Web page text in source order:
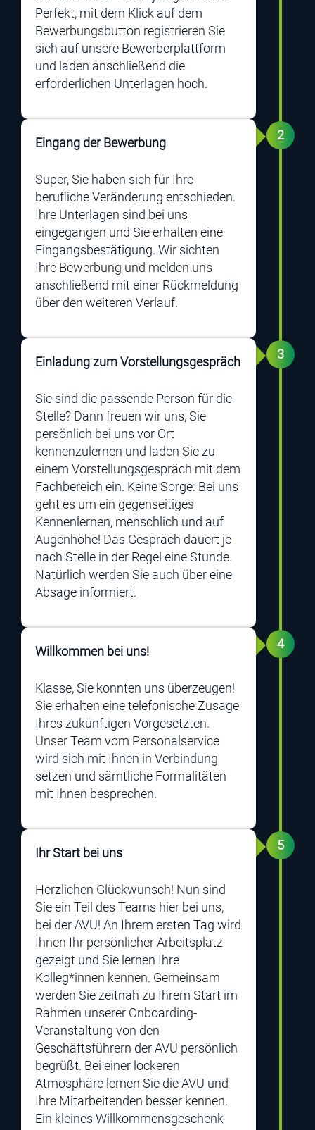
Perfekt, mit dem Klick auf dem
Bewerbungsbutton registrieren Sie
sich auf unsere Bewerberplattform
und laden anschließend die
erforderlichen Unterlagen hoch.
Eingang der Bewerbung
Super, Sie haben sich für Ihre
berufliche Veränderung entschieden.
Ihre Unterlagen sind bei uns
eingegangen und Sie erhalten eine
Eingangsbestätigung. Wir sichten
Ihre Bewerbung und melden uns
anschließend mit einer Rückmeldung
über den weiteren Verlauf.
2
Einladung zum Vorstellungsgespräch
Sie sind die passende Person für die
Stelle? Dann freuen wir uns, Sie
persönlich bei uns vor Ort
kennenzulernen und laden Sie zu
einem Vorstellungsgespräch mit dem
Fachbereich ein. Keine Sorge: Bei uns
geht es um ein gegenseitiges
Kennenlernen, menschlich und auf
Augenhöhe! Das Gespräch dauert je
nach Stelle in der Regel eine Stunde.
Natürlich werden Sie auch über eine
Absage informiert.
3
Willkommen bei uns!
Klasse, Sie konnten uns überzeugen!
Sie erhalten eine telefonische Zusage
Ihres zukünftigen Vorgesetzten.
Unser Team vom Personalservice
wird sich mit Ihnen in Verbindung
setzen und sämtliche Formalitäten
mit Ihnen besprechen.
4
Ihr Start bei uns
Herzlichen Glückwunsch! Nun sind
Sie ein Teil des Teams hier bei uns,
bei der AVU! An Ihrem ersten Tag wird
Ihnen Ihr persönlicher Arbeitsplatz
gezeigt und Sie lernen Ihre
Kolleg*innen kennen. Gemeinsam
werden Sie zeitnah zu Ihrem Start im
Rahmen unserer Onboarding-
Veranstaltung von den
Geschäftsführern der AVU persönlich
begrüßt. Bei einer lockeren
Atmosphäre lernen Sie die AVU und
Ihre Mitarbeitenden besser kennen.
Ein kleines Willkommensgeschenk
5